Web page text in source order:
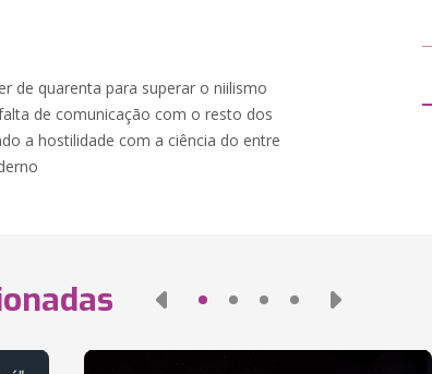
de quarenta para superar o niilismo
de comunicação com o resto dos
a hostilidade com a ciência do entre